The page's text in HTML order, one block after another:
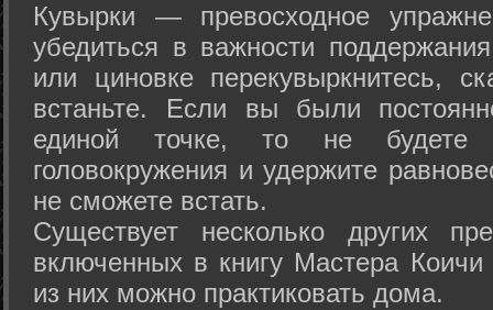
Кувырки — превосходное
убедиться в важности
или циновке перекувыркнитесь,
встаньте. Если вы были
единой точке, то не будете
головокружения и удержите
не сможете встать.
Существует несколько других
включенных в книгу Мастера
из них можно практиковать дома.